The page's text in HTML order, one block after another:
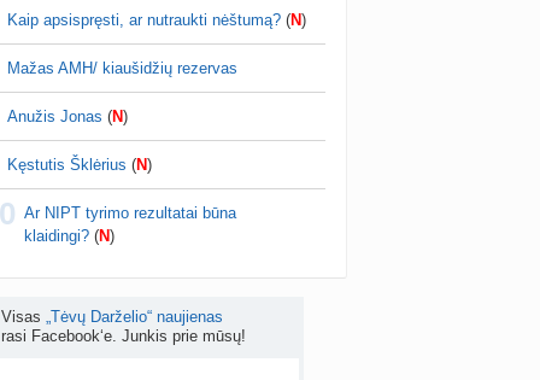
ribos (11)
danguolyte prieš 4 d.
ar nutraukti nėštumą? (+22)
Liudeselis prieš 5 d.
RutaReads prieš 5 d.
Kaip apsispręsti, ar nutraukti nėštumą? (N)
Mažas AMH/ kiaušidžių rezervas
Anužis Jonas (N)
Kęstutis Šklėrius (N)
Ar NIPT tyrimo rezultatai būna
klaidingi? (N)
Visas „Tėvų Darželio“ naujienas
rasi Facebook‘e. Junkis prie mūsų!